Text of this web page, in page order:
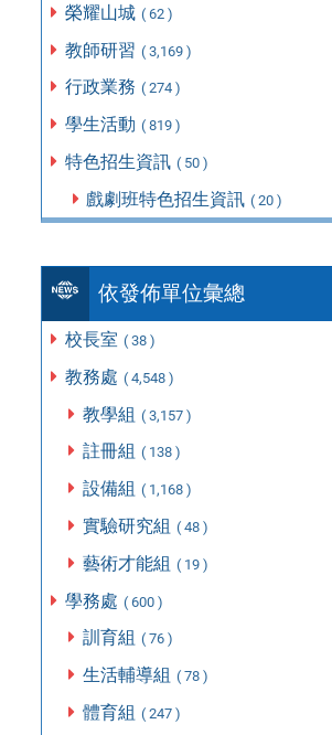
榮耀山城 ( 62 )
教師研習 ( 3,169 )
行政業務 ( 274 )
學生活動 ( 819 )
特色招生資訊 ( 50 )
戲劇班特色招生資訊 ( 20 )
依發佈單位彙總
校長室 ( 38 )
教務處 ( 4,548 )
教學組 ( 3,157 )
註冊組 ( 138 )
設備組 ( 1,168 )
實驗研究組 ( 48 )
藝術才能組 ( 19 )
學務處 ( 600 )
訓育組 ( 76 )
生活輔導組 ( 78 )
體育組 ( 247 )